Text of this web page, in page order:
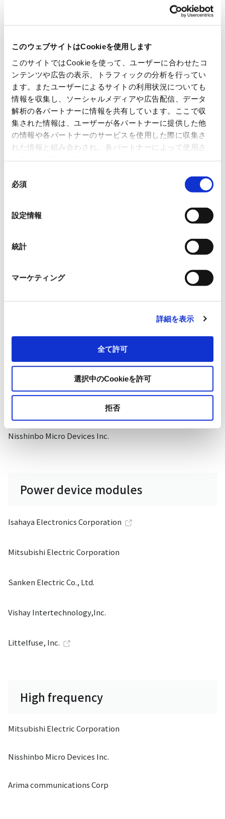
このウェブサイトはCookieを使用します
このサイトではCookieを使って、ユーザーに合わせたコ
ンテンツや広告の表示、トラフィックの分析を行ってい
ます。またユーザーによるサイトの利用状況についても
情報を収集し、ソーシャルメディアや広告配信、データ
解析の各パートナーに情報を共有しています。ここで収
集された情報は、ユーザーが各パートナーに提供した他
の情報や各パートナーのサービスを使用した際に収集さ
れた情報と組み合わされ、各パートナーによって使用さ
必須
設定情報
統計
マーケティング
詳細を表示
全て許可
選択中のCookieを許可
拒否
OmniVision Technologies
Vishay Intertechnology,Inc.
Analog
Nisshinbo Micro Devices Inc.
Power device modules
Isahaya Electronics Corporation
Mitsubishi Electric Corporation
Sanken Electric Co., Ltd.
Vishay Intertechnology,Inc.
Littelfuse, Inc.
High frequency
Mitsubishi Electric Corporation
Nisshinbo Micro Devices Inc.
Arima communications Corp